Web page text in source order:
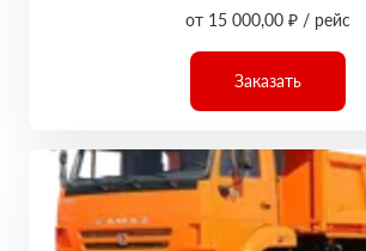
от 15 000,00 ₽ / рейс
Заказать